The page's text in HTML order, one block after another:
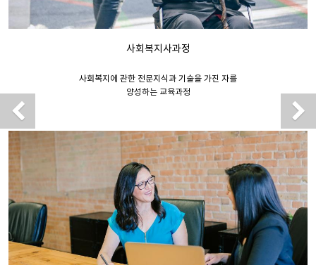
사회복지사과정
사회복지에 관한 전문지식과 기술을 가진 자를
양성하는 교육과정